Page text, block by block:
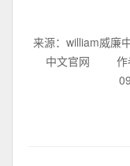
来源：william威廉
中文官网
09